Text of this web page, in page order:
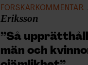
FORSKARKOMMENTAR
Eriksson
”Så
män och